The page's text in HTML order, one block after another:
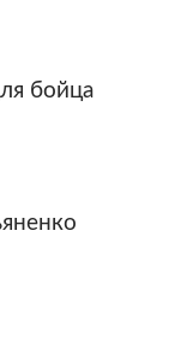
бойца